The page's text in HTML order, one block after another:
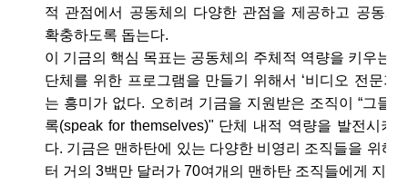
적 관점에서 공동체의 다양한 관점을 제공하고 공동체
확충하도록 돕는다.
이 기금의 핵심 목표는 공동체의 주체적 역량을 키우는
단체를 위한 프로그램을 만들기 위해서 ‘비디오 전문가
는 흥미가 없다. 오히려 기금을 지원받은 조직이 “그들
록(speak for themselves)" 단체 내적 역량을 발전시키
다. 기금은 맨하탄에 있는 다양한 비영리 조직들을 위해
터 거의 3백만 달러가 70여개의 맨하탄 조직들에게 지원